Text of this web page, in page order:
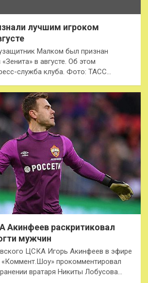
лучшим игроком
Малком был признан
в августе. Об этом
служба клуба. Фото: ТАСС…
Акинфеев раскритиковал
мужчин
ЦСКА Игорь Акинфеев в эфире
«Коммент.Шоу» прокомментировал
вратаря Никиты Лобусова…